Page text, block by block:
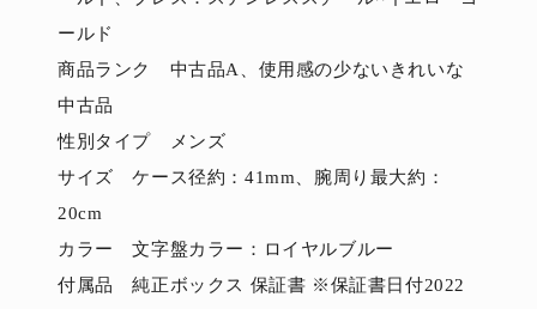
ールド
商品ランク 中古品A、使用感の少ないきれいな
中古品
性別タイプ メンズ
サイズ ケース径約：41mm、腕周り最大約：
20cm
カラー 文字盤カラー：ロイヤルブルー
付属品 純正ボックス 保証書 ※保証書日付2022